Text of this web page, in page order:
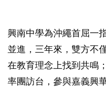
興南中學為沖繩首屈一
並進，三年來，雙方不
在教育理念上找到共鳴
率團訪台，參與嘉義興